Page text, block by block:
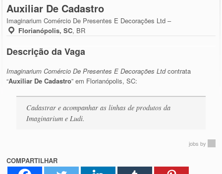
Auxiliar De Cadastro
Imaginarium Comércio De Presentes E Decorações Ltd –
Florianópolis, SC, BR
Descrição da Vaga
Imaginarium Comércio De Presentes E Decorações Ltdcontrata
“Auxiliar De Cadastro” em Florianópolis, SC:
Cadastrar e acompanhar as linhas de produtos da
Imaginarium e Ludi.
jobs by
COMPARTILHAR